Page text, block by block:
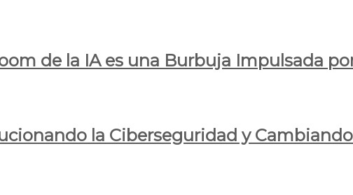
de la IA es una Burbuja Impulsada
la Ciberseguridad y